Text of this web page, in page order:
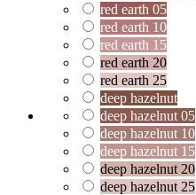
red earth 05
red earth 10
red earth 15
red earth 20
red earth 25
deep hazelnut
deep hazelnut 05
deep hazelnut 10
deep hazelnut 15
deep hazelnut 20
deep hazelnut 25